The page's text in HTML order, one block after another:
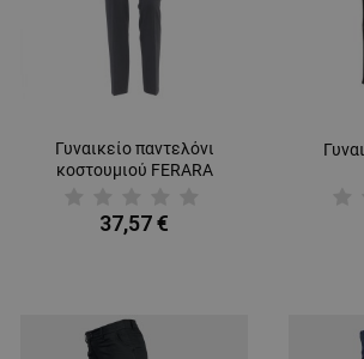
Γυναικείο παντελόνι
κοστουμιού FERARA
37,57 €